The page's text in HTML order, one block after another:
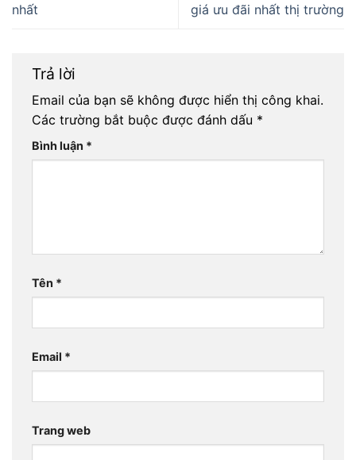
nhất
giá ưu đãi nhất thị trường
Trả lời
Email của bạn sẽ không được hiển thị công khai.
Các trường bắt buộc được đánh dấu *
Bình luận *
Tên *
Email *
Trang web